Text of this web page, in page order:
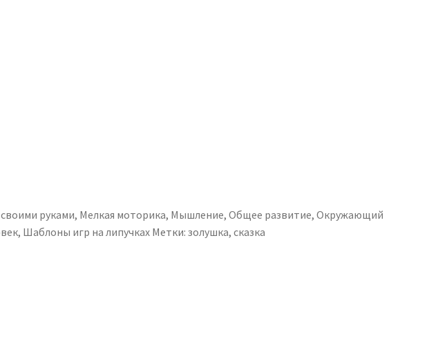
руками, Мелкая моторика, Мышление, Общее развитие, Окружающий
, Шаблоны игр на липучках Метки: золушка, сказка